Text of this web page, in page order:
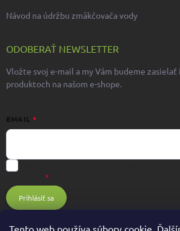
Tento web používa súbory cookie.
Návod na údržbu zmäkčovača vody
ODOBERAŤ NEWSLETTER
Vložte svoj e-mail a my Vám budeme
produktoch na našom e-shope.
EMAIL
Prihlásiť sa